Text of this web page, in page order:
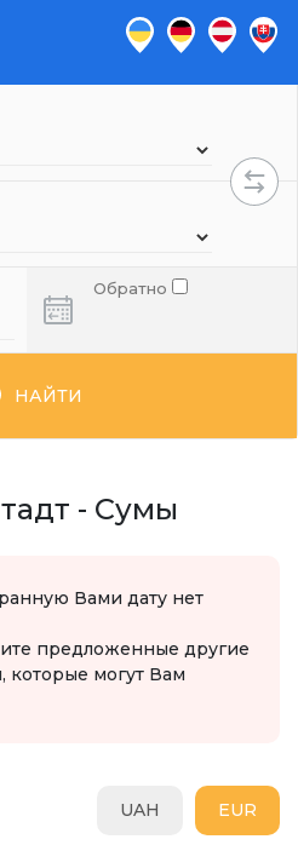
Обратно
НАЙТИ
- Сумы
Вами дату нет
предложенные другие
которые могут Вам
EUR
UAH